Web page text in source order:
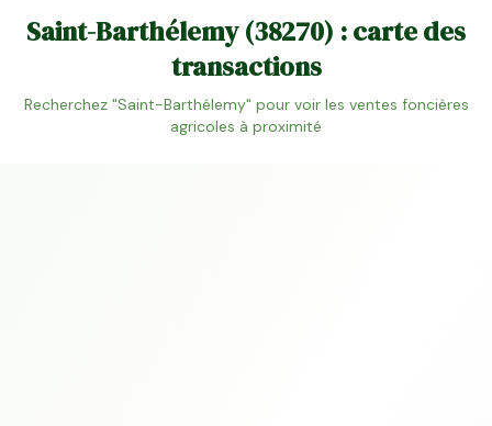
Saint-Barthélemy(38270) : carte des
transactions
Recherchez "Saint-Barthélemy" pour voir les ventes foncières
agricoles à proximité